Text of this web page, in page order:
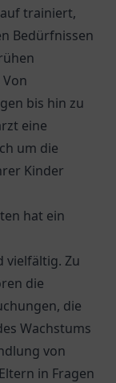
trainiert,
Bedürfnissen
bis hin zu
eine
um die
Kinder
hat ein
vielfältig. Zu
die
die
Wachstums
von
in Fragen